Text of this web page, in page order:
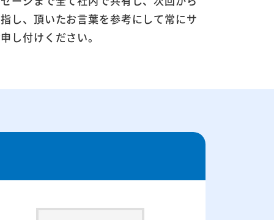
し、頂いたお言葉を参考にして常にサ
し付けください。